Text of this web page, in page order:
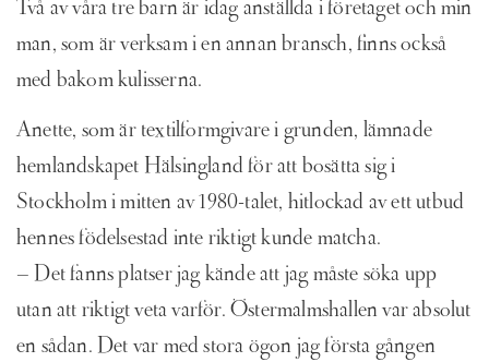
Två av våra tre barn är idag anställda i företaget och min
man, som är verksam i en annan bransch, finns också
med bakom kulisserna.
Anette, som är textilformgivare i grunden, lämnade
hemlandskapet Hälsingland för att bosätta sig i
Stockholm i mitten av 1980-talet, hitlockad av ett utbud
hennes födelsestad inte riktigt kunde matcha.
– Det fanns platser jag kände att jag måste söka upp
utan att riktigt veta varför. Östermalmshallen var absolut
en sådan. Det var med stora ögon jag första gången